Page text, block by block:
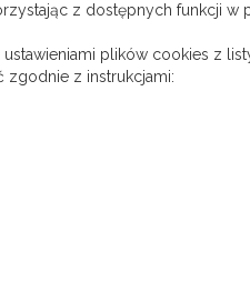
z dostępnych funkcji w
plików cookies z
zgodnie z instrukcjami: